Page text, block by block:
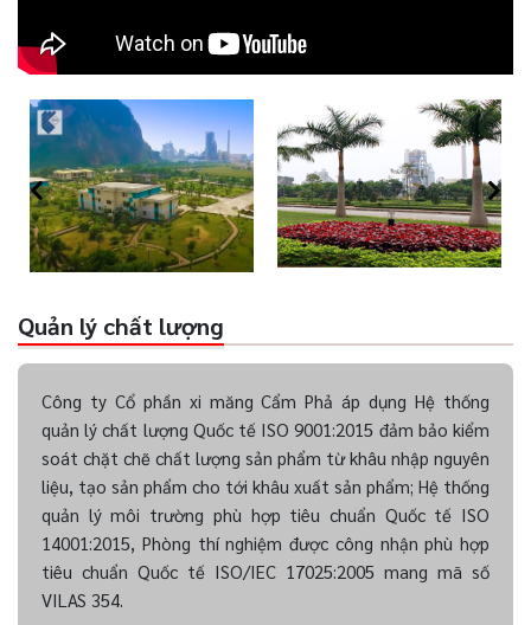
Quản lý chất lượng
Công ty Cổ phần xi măng Cẩm Phả áp dụng Hệ thống
quản lý chất lượng Quốc tế ISO 9001:2015 đảm bảo kiểm
soát chặt chẽ chất lượng sản phẩm từ khâu nhập nguyên
liệu, tạo sản phẩm cho tới khâu xuất sản phẩm; Hệ thống
quản lý môi trường phù hợp tiêu chuẩn Quốc tế ISO
14001:2015, Phòng thí nghiệm được công nhận phù hợp
tiêu chuẩn Quốc tế ISO/IEC 17025:2005 mang mã số
VILAS 354.